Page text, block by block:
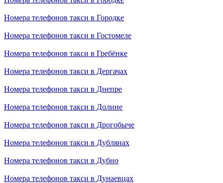
Номера телефонов такси в Городке
Номера телефонов такси в Гостомеле
Номера телефонов такси в Гребёнке
Номера телефонов такси в Дергачах
Номера телефонов такси в Днепре
Номера телефонов такси в Долине
Номера телефонов такси в Дрогобыче
Номера телефонов такси в Дублянах
Номера телефонов такси в Дубно
Номера телефонов такси в Дунаевцах